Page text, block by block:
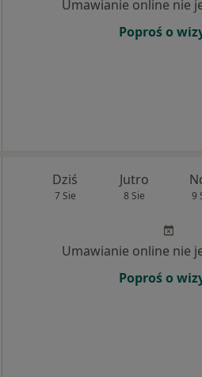
Umawianie online nie
Poproś o
Dziś
7 Sie
Jutro
8 Sie 9
Umawianie online nie
Poproś o